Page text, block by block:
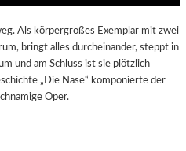
H
T
Als körpergroßes Exemplar mit zwei
bringt alles durcheinander, steppt in
und am Schluss ist sie plötzlich
„Die Nase“ komponierte der
Oper.